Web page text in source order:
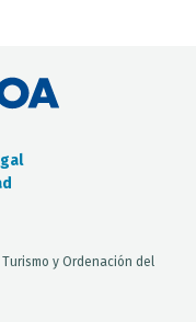
y Ordenación del